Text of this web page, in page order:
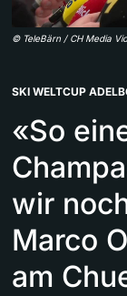
© TeleBärn / CH Media
SKI WELTCUP
«So
wir
Marco
am